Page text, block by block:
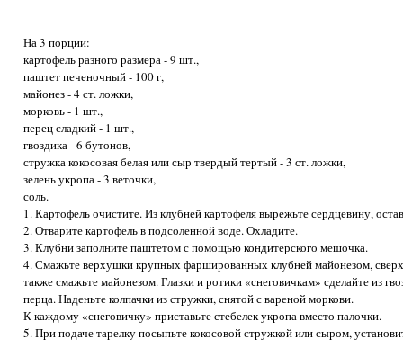
На 3 порции:
картофель разного размера - 9 шт.,
паштет печеночный - 100 г,
майонез - 4 ст. ложки,
морковь - 1 шт.,
перец сладкий - 1 шт.,
гвоздика - 6 бутонов,
стружка кокосовая белая или сыр твердый тертый - 3 ст. ложки,
зелень укропа - 3 веточки,
соль.
1. Картофель очистите. Из клубней картофеля вырежьте сердцевину,
2. Отварите картофель в подсоленной воде. Охладите.
3. Клубни заполните паштетом с помощью кондитерского мешочка.
4. Смажьте верхушки крупных фаршированных клубней майонезом,
также смажьте майонезом. Глазки и ротики «снеговичкам» сделайте из
перца. Наденьте колпачки из стружки, снятой с вареной моркови.
К каждому «снеговичку» приставьте стебелек укропа вместо палочки.
5. При подаче тарелку посыпьте кокосовой стружкой или сыром,